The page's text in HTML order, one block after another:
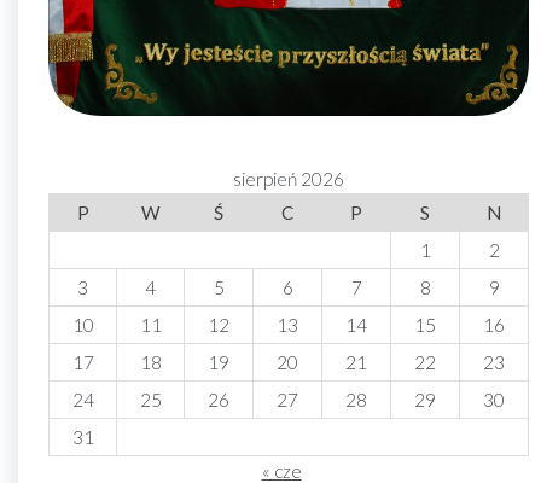
sierpień 2026
P
W Ś C P S
N
1
2
3
4 5 6 7 8
9
10
11 12 13 14 15
16
17
18 19 20 21 22
23
24
25 26 27 28 29
30
31
« cze